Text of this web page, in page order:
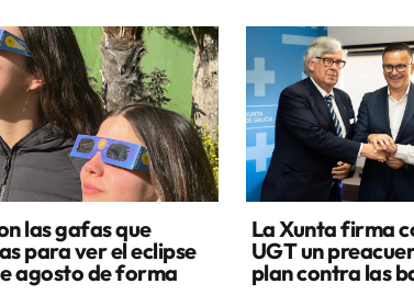
las gafas que
para ver el eclipse
agosto de forma
La Xunta firma
UGT un
plan contra las